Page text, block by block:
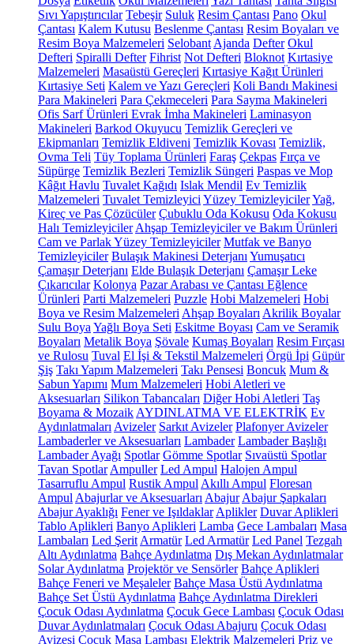
Sıvı Yapıştırıcılar Tebeşir Suluk Resim Çantası Pano Okul
Çantası Kalem Kutusu Beslenme Çantası Resim Boyaları ve
Resim Boya Malzemeleri Selobant Ajanda Defter Okul
Defteri Spiralli Defter Fihrist Not Defteri Bloknot Kırtasiye
Malzemeleri Masaüstü Gereçleri Kırtasiye Kağıt Ürünleri
Kırtasiye Seti Kalem ve Yazı Gereçleri Koli Bandı Makinesi
Para Makineleri Para Çekmeceleri Para Sayma Makineleri
Ofis Sarf Ürünleri Evrak İmha Makineleri Laminasyon
Makineleri Barkod Okuyucu Temizlik Gereçleri ve
Ekipmanları Temizlik Eldiveni Temizlik Kovası Temizlik,
Ovma Teli Tüy Toplama Ürünleri Faraş Çekpas Fırça ve
Süpürge Temizlik Bezleri Temizlik Süngeri Paspas ve Mop
Kâğıt Havlu Tuvalet Kağıdı Islak Mendil Ev Temizlik
Malzemeleri Tuvalet Temizleyici Yüzey TemizleyicilerYağ,
Kireç ve Pas Çözücüler Çubuklu Oda Kokusu Oda Kokusu
Halı Temizleyiciler Ahşap Temizleyiciler ve Bakım Ürünleri
Cam ve Parlak Yüzey Temizleyiciler Mutfak ve Banyo
Temizleyiciler Bulaşık Makinesi Deterjanı Yumuşatıcı
Çamaşır Deterjanı Elde Bulaşık Deterjanı Çamaşır Leke
Çıkarıcılar Kolonya Pazar Arabası ve Çantası Eğlence
Ürünleri Parti Malzemeleri Puzzle Hobi Malzemeleri Hobi
Boya ve Resim Malzemeleri Ahşap Boyaları Akrilik Boyalar
Sulu Boya Yağlı Boya Seti Eskitme Boyası Cam ve Seramik
Boyaları Metalik Boya Şövale Kumaş Boyaları Resim Fırçası
ve Rulosu Tuval El İşi & Tekstil Malzemeleri Örgü İpi Güpür
Şiş Takı Yapım Malzemeleri Takı Pensesi Boncuk Mum &
Sabun Yapımı Mum Malzemeleri Hobi Aletleri ve
Aksesuarları Silikon Tabancaları Diğer Hobi Aletleri Taş
Boyama & Mozaik AYDINLATMA VE ELEKTRİK Ev
Aydınlatmaları Avizeler Sarkıt Avizeler Plafonyer Avizeler
Lambaderler ve Aksesuarları Lambader Lambader Başlığı
Lambader Ayağı Spotlar Gömme Spotlar Sıvaüstü Spotlar
Tavan Spotlar Ampuller Led Ampul Halojen Ampul
Tasarruflu Ampul Rustik Ampul Akıllı Ampul Floresan
Ampul Abajurlar ve Aksesuarları Abajur Abajur Şapkaları
Abajur Ayaklığı Fener ve Işıldaklar Aplikler Duvar Aplikleri
Tablo Aplikleri Banyo Aplikleri Lamba Gece Lambaları Masa
Lambaları Led Şerit Armatür Led Armatür Led Panel Tezgah
Altı Aydınlatma Bahçe Aydınlatma Dış Mekan Aydınlatmalar
Solar Aydınlatma Projektör ve Sensörler Bahçe Aplikleri
Bahçe Feneri ve Meşaleler Bahçe Masa Üstü Aydınlatma
Bahçe Set Üstü Aydınlatma Bahçe Aydınlatma Direkleri
Çocuk Odası Aydınlatma Çocuk Gece Lambası Çocuk Odası
Duvar Aydınlatmaları Çocuk Odası Abajuru Çocuk Odası
Avizesi Çocuk Masa Lambası Elektrik Malzemeleri Priz ve